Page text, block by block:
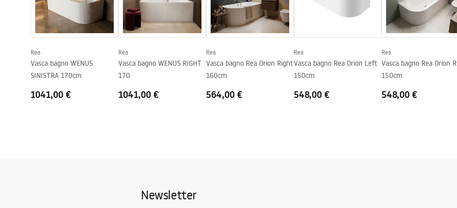
Piletta e sifone inclusi
SÌ
Garanzia
24 mesi
Orion_160_170.pdf Orion_160_170.pdf
Rea
Vasca bagno WENUS
SINISTRA 170cm
1041,00 €
Rea
Vasca bagno WENUS RIGHT
170
1041,00 €
Rea
Vasca bagno Rea Orion Right
160cm
564,00 €
Rea
Vasca bagno Rea Orion Left
150cm
548,00 €
Rea
Vasca bagno Rea Orion
150cm
548,00 €
Newsletter